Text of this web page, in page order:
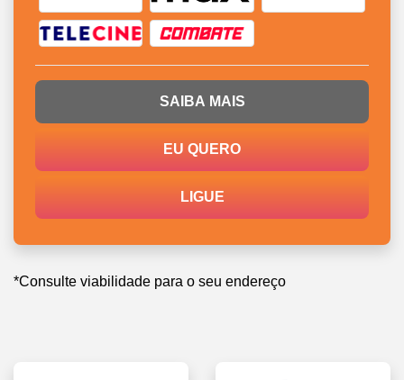
SAIBA MAIS
EU QUERO
LIGUE
*Consulte viabilidade para o seu endereço